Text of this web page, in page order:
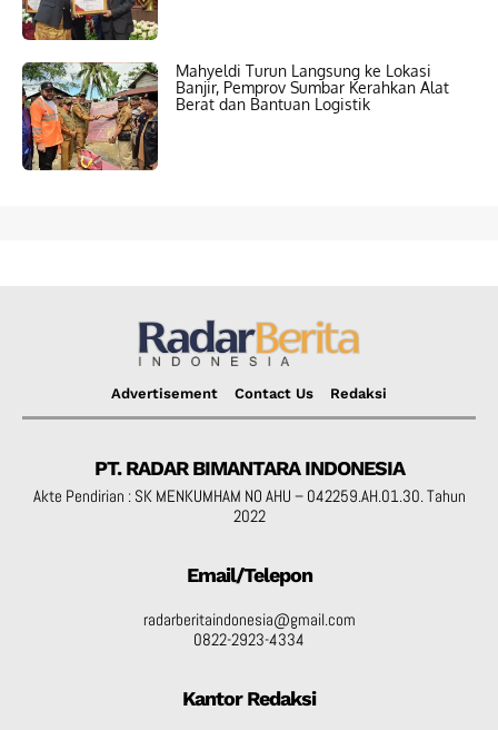
Mahyeldi Turun Langsung ke Lokasi
Banjir, Pemprov Sumbar Kerahkan Alat
Berat dan Bantuan Logistik
Advertisement Contact Us Redaksi
PT. RADAR BIMANTARA INDONESIA
Akte Pendirian : SK MENKUMHAM NO AHU – 042259.AH.01.30. Tahun
2022
Email/Telepon
radarberitaindonesia@gmail.com
0822-2923-4334
Kantor Redaksi